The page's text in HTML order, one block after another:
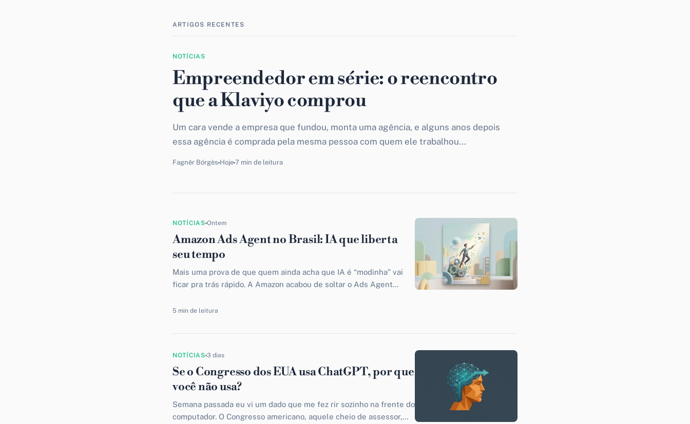
ARTIGOS RECENTES
NOTÍCIAS
Empreendedor em série: o reencontro
que a Klaviyo comprou
Um cara vende a empresa que fundou, monta uma agência, e alguns anos depois
essa agência é comprada pela mesma pessoa com quem ele trabalhou...
Fagnêr Bórgès Hoje 7 min de leitura
NOTÍCIAS Ontem
Amazon Ads Agent no Brasil: IA que liberta
seu tempo
Mais uma prova de que quem ainda acha que IA é “modinha” vai
ficar pra trás rápido. A Amazon acabou de soltar o Ads Agent...
5 min de leitura
NOTÍCIAS 3 dias
Se o Congresso dos EUA usa ChatGPT, por que
você não usa?
Semana passada eu vi um dado que me fez rir sozinho na frente do
computador. O Congresso americano, aquele cheio de assessor,